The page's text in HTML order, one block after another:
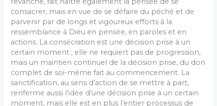
consacrer, mais en vue de se défaire du péché et de
parvenir par de longs et vigoureux efforts à la
ressemblance à Dieu en pensée, en paroles et en
actions. La consécration est une décision prise à un
certain moment ; elle ne requiert pas de progression,
mais un maintien continuel de la décision prise, du don
complet de soi-même fait au commencement. La
sanctification, au sens d’action de se mettre à part,
renferme aussi l’idée d’une décision prise à un certain
moment, mais elle est en plus l’entier processus de